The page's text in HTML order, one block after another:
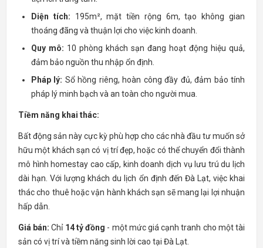
Diện tích: 195m², mặt tiền rộng 6m, tạo không gian
thoáng đãng và thuận lợi cho việc kinh doanh.
Quy mô: 10 phòng khách sạn đang hoạt động hiệu quả,
đảm bảo nguồn thu nhập ổn định.
Pháp lý: Sổ hồng riêng, hoàn công đầy đủ, đảm bảo tính
pháp lý minh bạch và an toàn cho người mua.
Tiềm năng khai thác:
Bất động sản này cực kỳ phù hợp cho các nhà đầu tư muốn sở
hữu một khách sạn có vị trí đẹp, hoặc có thể chuyển đổi thành
mô hình homestay cao cấp, kinh doanh dịch vụ lưu trú du lịch
dài hạn. Với lượng khách du lịch ổn định đến Đà Lạt, việc khai
thác cho thuê hoặc vận hành khách sạn sẽ mang lại lợi nhuận
hấp dẫn.
Giá bán: Chỉ 14 tỷ đồng - một mức giá cạnh tranh cho một tài
sản có vị trí và tiềm năng sinh lời cao tại Đà Lạt.